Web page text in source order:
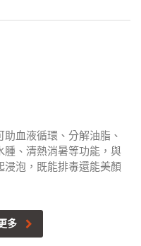
助血液循環、分解油脂、
腫、清熱消暑等功能，與
浸泡，既能排毒還能美顏
多